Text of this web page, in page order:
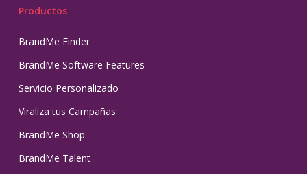
Productos
BrandMe Finder
BrandMe Software Features
Servicio Personalizado
Viraliza tus Campañas
BrandMe Shop
BrandMe Talent